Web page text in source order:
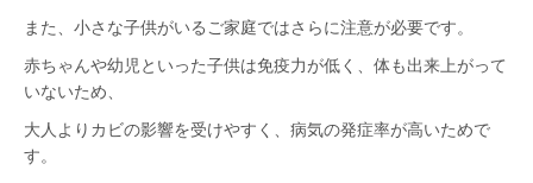
また、小さな子供がいるご家庭ではさらに注意が必要です。
赤ちゃんや幼児といった子供は免疫力が低く、体も出来上がって
いないため、
大人よりカビの影響を受けやすく、病気の発症率が高いためで
す。